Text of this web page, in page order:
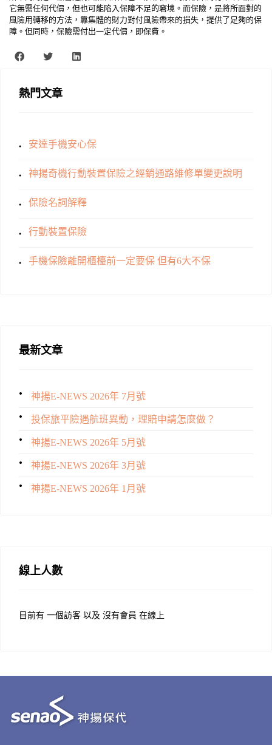
它無需任何代價，但也可能陷入保障不足的窘境。而保險，是將所面對的
風險用轉移的方法，靠集體的財力對付風險帶來的損失，提供了足夠的保
障。但同時，保險需付出一定代價，即保費。
熱門文章
安達手機安心保
神揚奇機行動裝置保險之經銷通路維修單變更說明
保險名詞解釋
行動裝置保險
手機保險離開櫃檯前一定要保 但有6大不保
最新文章
神揚E-NEWS 2026年 7月號
投保旅平險遇航班異動，理賠申請怎麼做？
神揚E-NEWS 2026年 5月號
神揚E-NEWS 2026年 3月號
神揚E-NEWS 2026年 1月號
線上人數
目前有 一個訪客 以及 沒有會員 在線上